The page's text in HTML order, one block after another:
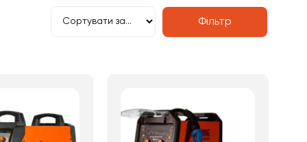
Фільтр